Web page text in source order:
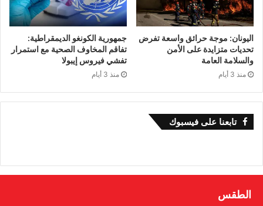
اليونان: موجة حرائق واسعة تفرض
تحديات متزايدة على الأمن
والسلامة العامة
منذ 3 أيام
جمهورية الكونغو الديمقراطية:
تفاقم المخاوف الصحية مع استمرار
تفشي فيروس إيبولا
منذ 3 أيام
تابعنا على فيسبوك
الطقس